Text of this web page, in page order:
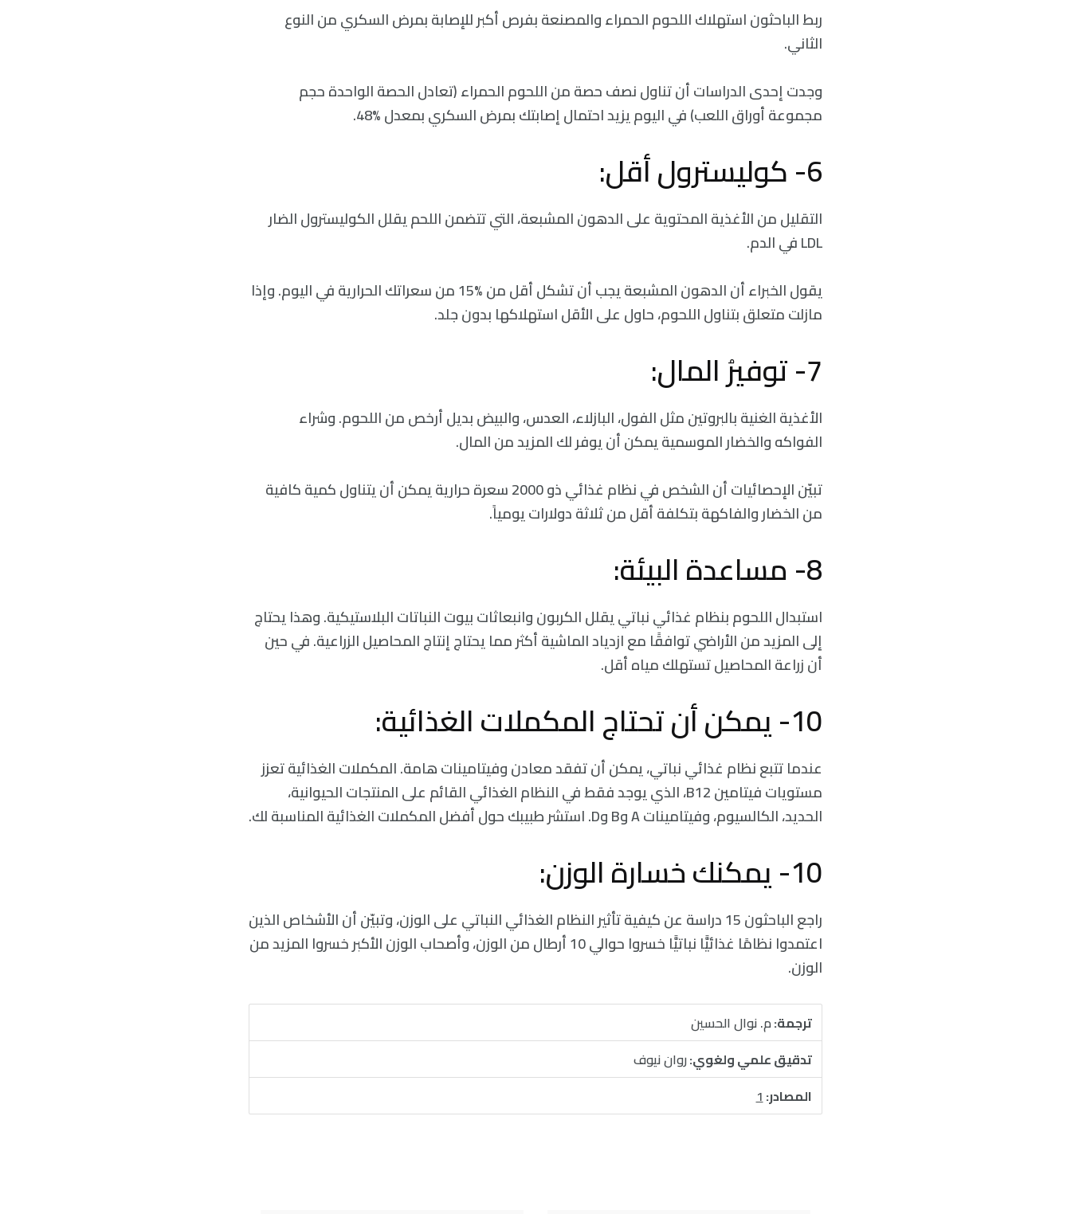
ربط الباحثون استهلاك اللحوم الحمراء والمصنعة بفرص أكبر للإصابة بمرض السكري من النوع
الثاني.
وجدت إحدى الدراسات أن تناول نصف حصة من اللحوم الحمراء (تعادل الحصة الواحدة حجم
مجموعة أوراق اللعب) في اليوم يزيد احتمال إصابتك بمرض السكري بمعدل %48.
6- كوليسترول أقل:
التقليل من الأغذية المحتوية على الدهون المشبعة، التي تتضمن اللحم يقلل الكوليسترول الضار
LDL في الدم.
يقول الخبراء أن الدهون المشبعة يجب أن تشكل أقل من %15 من سعراتك الحرارية في اليوم. وإذا
مازلت متعلق بتناول اللحوم، حاول على الأقل استهلاكها بدون جلد.
7- توفيرُ المال:
الأغذية الغنية بالبروتين مثل الفول، البازلاء، العدس، والبيض بديل أرخص من اللحوم. وشراء
الفواكه والخضار الموسمية يمكن أن يوفر لك المزيد من المال.
تبيّن الإحصائيات أن الشخص في نظام غذائي ذو 2000 سعرة حرارية يمكن أن يتناول كمية كافية
من الخضار والفاكهة بتكلفة أقل من ثلاثة دولارات يومياً.
8- مساعدة البيئة:
استبدال اللحوم بنظام غذائي نباتي يقلل الكربون وانبعاثات بيوت النباتات البلاستيكية. وهذا يحتاج
إلى المزيد من الأراضي توافقًا مع ازدياد الماشية أكثر مما يحتاج إنتاج المحاصيل الزراعية. في حين
أن زراعة المحاصيل تستهلك مياه أقل.
10- يمكن أن تحتاج المكملات الغذائية:
عندما تتبع نظام غذائي نباتي، يمكن أن تفقد معادن وفيتامينات هامة. المكملات الغذائية تعزز
مستويات فيتامين B12، الذي يوجد فقط في النظام الغذائي القائم على المنتجات الحيوانية،
الحديد، الكالسيوم، وفيتامينات A وB وD. استشر طبيبك حول أفضل المكملات الغذائية المناسبة لك.
10- يمكنك خسارة الوزن:
راجع الباحثون 15 دراسة عن كيفية تأثير النظام الغذائي النباتي على الوزن، وتبيّن أن الأشخاص الذين
اعتمدوا نظامًا غذائيًّا نباتيًّا خسروا حوالي 10 أرطال من الوزن، وأصحاب الوزن الأكبر خسروا المزيد من
الوزن.
ترجمة:م. نوال الحسين
تدقيق علمي ولغوي:روان نيوف
المصادر:1